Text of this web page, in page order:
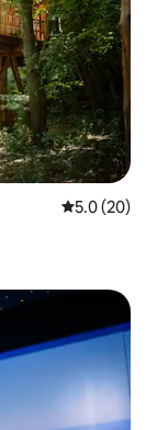
レビュー20
5.0 (20)